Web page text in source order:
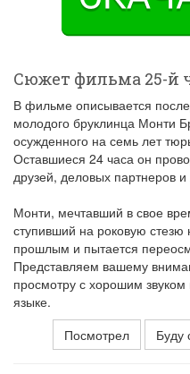
Сюжет фильма 25-й
В фильме описывается
молодого бруклинца Монти
осужденного на семь лет
Оставшиеся 24 часа он
друзей, деловых партнеров
Монти, мечтавший в свое
ступивший на роковую
прошлым и пытается
Представляем вашему
просмотру с хорошим звуком
языке.
Посмотрел
Буду